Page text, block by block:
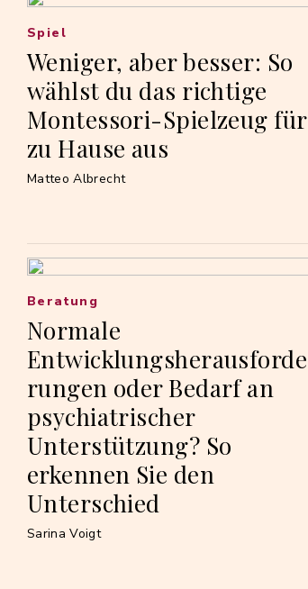
Weniger, aber besser: So
wählst du das richtige
Montessori-Spielzeug für
zu Hause aus
Spiel
Matteo Albrecht
Normale
Entwicklungsherausforde
rungen oder Bedarf an
psychiatrischer
Unterstützung? So
erkennen Sie den
Unterschied
Beratung
Sarina Voigt